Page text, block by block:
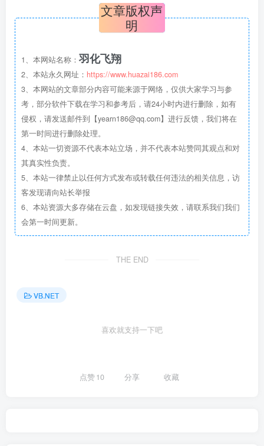
文章版权声
明
1、本网站名称： 羽化飞翔
2、本站永久网址： https://www.huazai186.com
3、本网站的文章部分内容可能来源于网络，仅供大家学习与参
考，部分软件下载在学习和参考后，请24小时内进行删除，如有
侵权，请发送邮件到【yearn186@qq.com】进行反馈，我们将在
第一时间进行删除处理。
4、本站一切资源不代表本站立场，并不代表本站赞同其观点和对
其真实性负责。
5、本站一律禁止以任何方式发布或转载任何违法的相关信息，访
客发现请向站长举报
6、本站资源大多存储在云盘，如发现链接失效，请联系我们我们
会第一时间更新。
THE END
VB.NET
喜欢就支持一下吧
点赞10 分享 收藏